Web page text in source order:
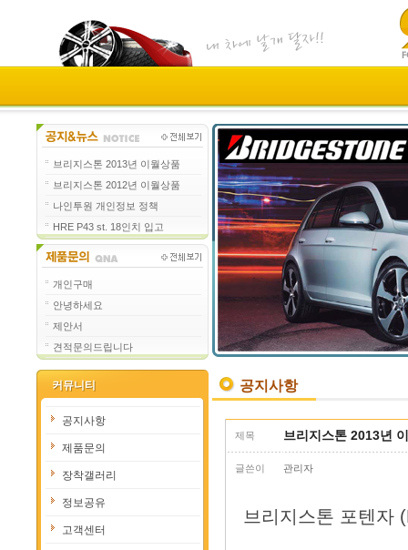
브리지스톤 2013년 이월상품
브리지스톤 2012년 이월상품
나인투원 개인정보 정책
HRE P43 st. 18인치 입고
개인구매
안녕하세요
제안서
견적문의드립니다
커뮤니티
커뮤니티
공지사항
제품문의
장착갤러리
정보공유
고객센터
공지사항
제목 브리지스톤 2013년
글쓴이 관리자
브리지스톤 포텐자